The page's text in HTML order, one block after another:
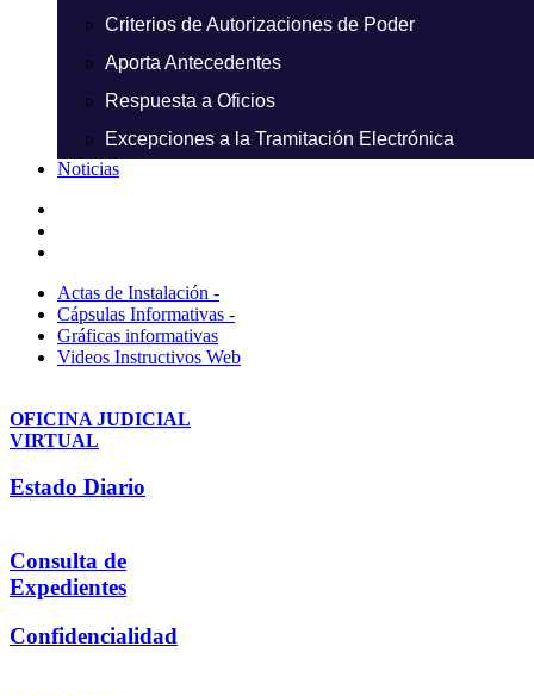
Criterios de Autorizaciones de Poder
Aporta Antecedentes
Respuesta a Oficios
Excepciones a la Tramitación Electrónica
Noticias
Actas de Instalación -
Cápsulas Informativas -
Gráficas informativas
Videos Instructivos Web
OFICINA JUDICIAL
VIRTUAL
Estado Diario
Consulta de
Expedientes
Confidencialidad